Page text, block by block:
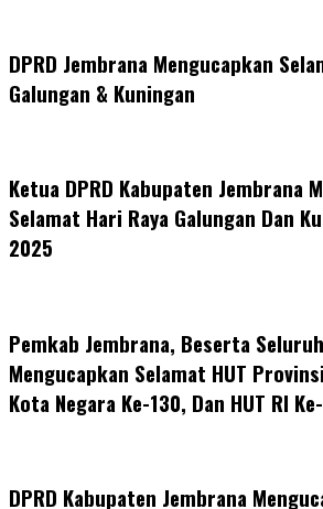
DPRD Jembrana Mengucapkan
Galungan & Kuningan
Ketua DPRD Kabupaten Jembrana
Selamat Hari Raya Galungan Dan
2025
Pemkab Jembrana, Beserta
Mengucapkan Selamat HUT
Kota Negara Ke-130, Dan HUT RI
DPRD Kabupaten Jembrana